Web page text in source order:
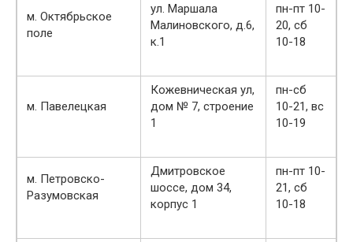
м. Октябрьское
поле
ул. Маршала
Малиновского, д.6,
к.1
пн-пт 10-
20, сб
10-18
м. Павелецкая
Кожевническая ул,
дом № 7, строение
1
пн-сб
10-21, вс
10-19
м. Петровско-
Разумовская
Дмитровское
шоссе, дом 34,
корпус 1
пн-пт 10-
21, сб
10-18